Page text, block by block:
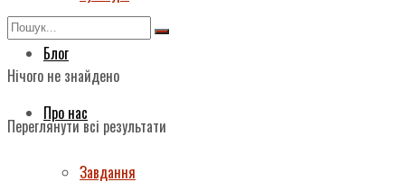
Нічого не знайдено
Переглянути всі результати
Блог
Про нас
Завдання